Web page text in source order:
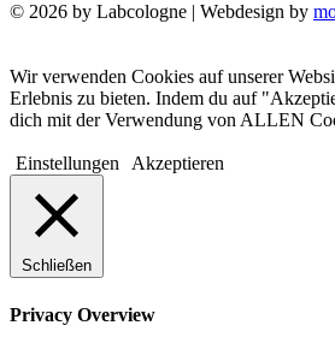
© 2026 by Labcologne | Webdesign by
Wir verwenden Cookies auf unserer
Erlebnis zu bieten. Indem du auf
dich mit der Verwendung von ALLEN
Einstellungen Akzeptieren
Schließen
Privacy Overview